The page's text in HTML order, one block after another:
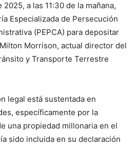
a las 11:30 de la mañana,
Especializada de Persecución
(PEPCA) para depositar
Morrison, actual director del
y Transporte Terrestre
legal está sustentada en
específicamente por la
una propiedad millonaria en el
sido incluida en su declaración